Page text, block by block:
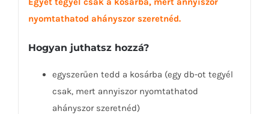
nyomtathatod ahányszor szeretnéd.
Hogyan juthatsz hozzá?
egyszerűen tedd a kosárba (egy db-ot tegyél
csak, mert annyiszor nyomtathatod
ahányszor szeretnéd)